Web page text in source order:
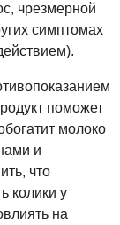
чрезмерной
симптомах
поможет
молоко
и
что
колики у
на